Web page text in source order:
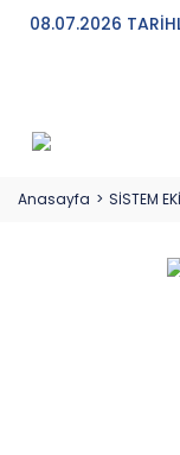
08.07.2026
Anasayfa SİSTEM